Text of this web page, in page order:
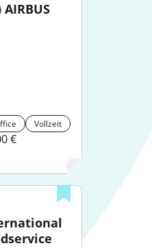
Vollzeit
€